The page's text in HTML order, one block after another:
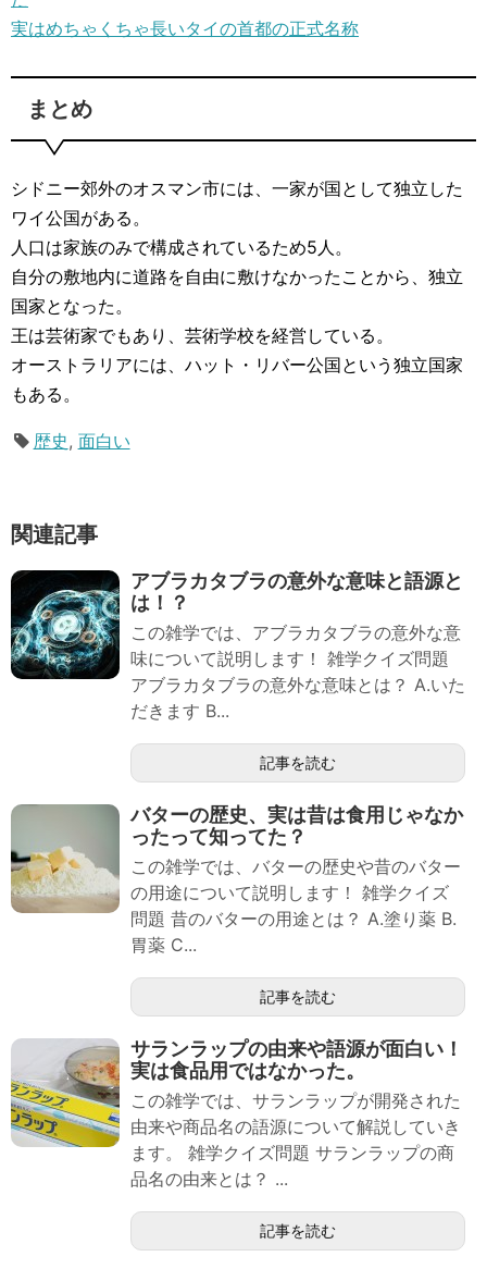
実はめちゃくちゃ長いタイの首都の正式名称
まとめ
シドニー郊外のオスマン市には、一家が国として独立した
ワイ公国がある。
人口は家族のみで構成されているため5人。
自分の敷地内に道路を自由に敷けなかったことから、独立
国家となった。
王は芸術家でもあり、芸術学校を経営している。
オーストラリアには、ハット・リバー公国という独立国家
もある。
歴史, 面白い
関連記事
アブラカタブラの意外な意味と語源と
は！？
この雑学では、アブラカタブラの意外な意
味について説明します！ 雑学クイズ問題
アブラカタブラの意外な意味とは？ A.いた
だきます B...
記事を読む
バターの歴史、実は昔は食用じゃなか
ったって知ってた？
この雑学では、バターの歴史や昔のバター
の用途について説明します！ 雑学クイズ
問題 昔のバターの用途とは？ A.塗り薬 B.
胃薬 C...
記事を読む
サランラップの由来や語源が面白い！
実は食品用ではなかった。
この雑学では、サランラップが開発された
由来や商品名の語源について解説していき
ます。 雑学クイズ問題 サランラップの商
品名の由来とは？ ...
記事を読む